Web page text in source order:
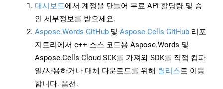
대시보드에서 계정을 만들어 무료 API 할당량 및 승
인 세부정보를 받으세요.
Aspose.Words GitHub 및 Aspose.Cells GitHub 리포
지토리에서 c++ 소스 코드용 Aspose.Words 및
Aspose.Cells Cloud SDK를 가져와 SDK를 직접 컴파
일/사용하거나 대체 다운로드를 위해 릴리스로 이동
합니다. 옵션.